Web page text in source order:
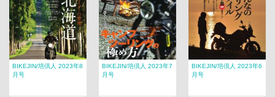
BIKEJIN/培倶人 2023年8
月号
BIKEJIN/培倶人 2023年7
月号
BIKEJIN/培倶人 2023年6
月号